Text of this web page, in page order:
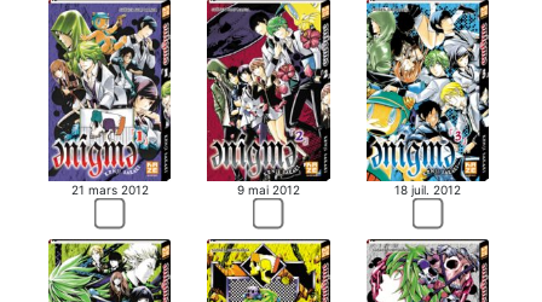
21 mars 2012 9 mai 2012 18 juil. 2012